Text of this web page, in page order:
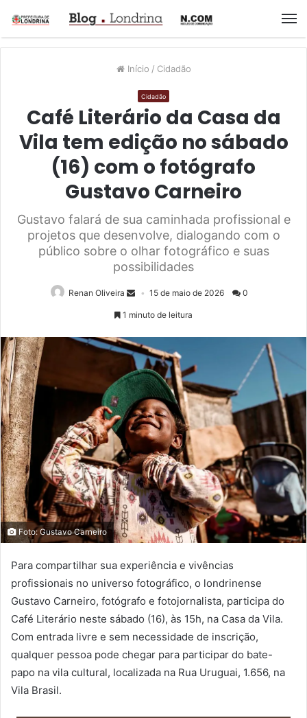
Início / Cidadão
Cidadão
Café Literário da Casa da
Vila tem edição no sábado
(16) com o fotógrafo
Gustavo Carneiro
Gustavo falará de sua caminhada profissional e
projetos que desenvolve, dialogando com o
público sobre o olhar fotográfico e suas
possibilidades
Renan Oliveira 15 de maio de 2026 0
1 minuto de leitura
Foto: Gustavo Carneiro
Para compartilhar sua experiência e vivências
profissionais no universo fotográfico, o londrinense
Gustavo Carneiro, fotógrafo e fotojornalista, participa do
Café Literário neste sábado (16), às 15h, na Casa da Vila.
Com entrada livre e sem necessidade de inscrição,
qualquer pessoa pode chegar para participar do bate-
papo na vila cultural, localizada na Rua Uruguai, 1.656, na
Vila Brasil.